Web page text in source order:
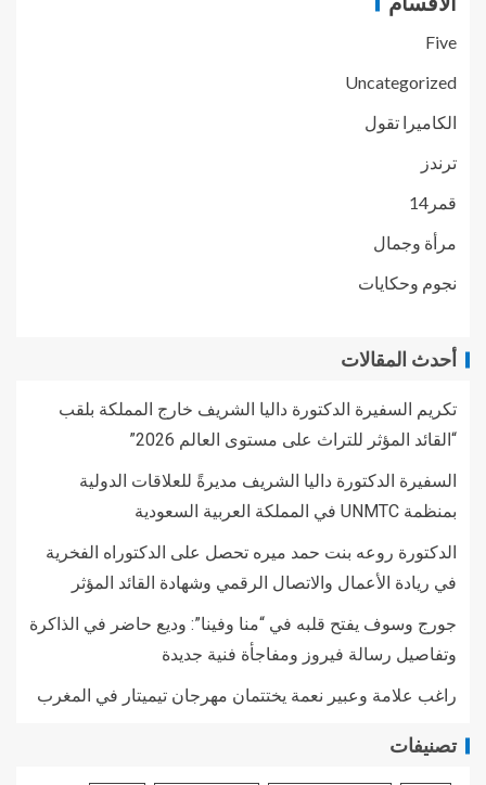
Five
Uncategorized
الكاميرا تقول
ترندز
قمر14
مرأة وجمال
نجوم وحكايات
أحدث المقالات
تكريم السفيرة الدكتورة داليا الشريف خارج المملكة بلقب
“القائد المؤثر للتراث على مستوى العالم 2026”
السفيرة الدكتورة داليا الشريف مديرةً للعلاقات الدولية
بمنظمة UNMTC في المملكة العربية السعودية
الدكتورة روعه بنت حمد ميره تحصل على الدكتوراه الفخرية
في ريادة الأعمال والاتصال الرقمي وشهادة القائد المؤثر
جورج وسوف يفتح قلبه في “منا وفينا”: وديع حاضر في الذاكرة
وتفاصيل رسالة فيروز ومفاجأة فنية جديدة
راغب علامة وعبير نعمة يختتمان مهرجان تيميتار في المغرب
تصنيفات